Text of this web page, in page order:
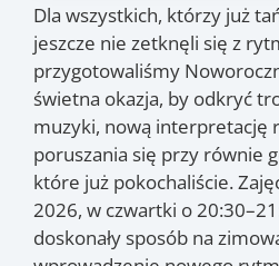
Dla wszystkich, którzy już
jeszcze nie zetknęli się z
przygotowaliśmy
świetna okazja, by odkryć
muzyki, nową interpretację
poruszania się przy równie
które już pokochaliście.
2026, w czwartki o
doskonały sposób na